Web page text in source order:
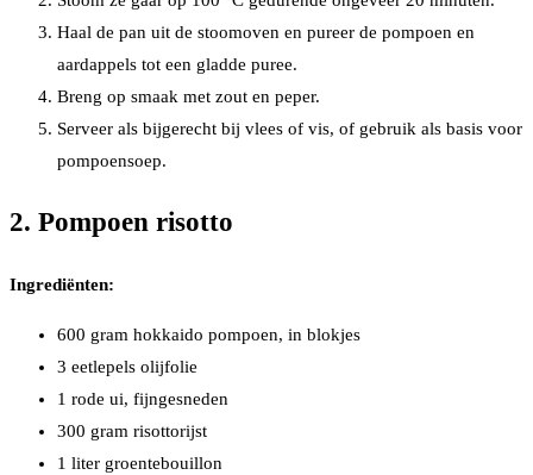
Haal de pan uit de stoomoven en pureer de pompoen en
aardappels tot een gladde puree.
Breng op smaak met zout en peper.
Serveer als bijgerecht bij vlees of vis, of gebruik als basis voor
pompoensoep.
2. Pompoen risotto
Ingrediënten:
600 gram hokkaido pompoen, in blokjes
3 eetlepels olijfolie
1 rode ui, fijngesneden
300 gram risottorijst
1 liter groentebouillon